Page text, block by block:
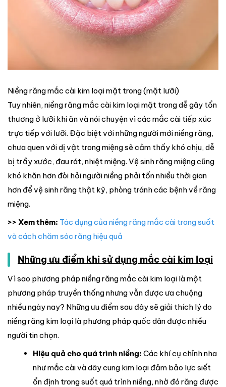
Niềng răng mắc cài kim loại mặt trong (mặt lưỡi)
Tuy nhiên, niềng răng mắc cài kim loại mặt trong dễ gây tổn
thương ở lưỡi khi ăn và nói chuyện vì các mắc cài tiếp xúc
trực tiếp với lưỡi. Đặc biệt với những người mới niềng răng,
chưa quen với dị vật trong miệng sẽ cảm thấy khó chịu, dễ
bị trầy xước, đau rát, nhiệt miệng. Vệ sinh răng miệng cũng
khó khăn hơn đòi hỏi người niềng phải tốn nhiều thời gian
hơn để vệ sinh răng thật kỹ, phòng tránh các bệnh về răng
miệng.
>> Xem thêm: Tác dụng của niềng răng mắc cài trong suốt
và cách chăm sóc răng hiệu quả
Những ưu điểm khi sử dụng mắc cài kim loại
Vì sao phương pháp niềng răng mắc cài kim loại là một
phương pháp truyền thống nhưng vẫn được ưa chuộng
nhiều ngày nay? Những ưu điểm sau đây sẽ giải thích lý do
niềng răng kim loại là phương pháp quốc dân được nhiều
người tin chọn.
Hiệu quả cho quá trình niềng: Các khí cụ chỉnh nha
như mắc cài và dây cung kim loại đảm bảo lực siết
ổn định trong suốt quá trình niềng, nhờ đó răng được